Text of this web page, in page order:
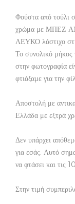
Φούστα από
χρώμα με ΜΠΕΖ
ΛΕΥΚΟ λάστιχο
Το συνολικό μήκος
στην φωτογραφία
φτιάξαμε για την
Αποστολή με
Ελλάδα με εξτρά
Δεν υπάρχει
για εσάς. Αυτό
να φτάσει και τις
Στην τιμή